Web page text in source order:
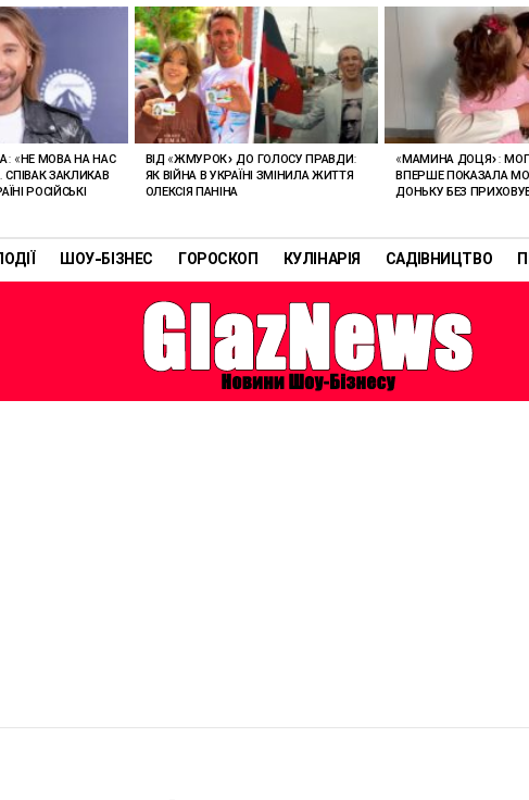
ШОУ-БІЗНЕС ГОРОСКОП КУЛІНАРІЯ САДІВНИЦТВО
«НЕ МОВА НА НАС
СПІВАК ЗАКЛИКАВ
РОСІЙСЬКІ
ВІД «ЖМУРОК» ДО ГОЛОСУ ПРАВДИ:
ЯК ВІЙНА В УКРАЇНІ ЗМІНИЛА ЖИТТЯ
ОЛЕКСІЯ ПАНІНА
«МАМИНА ДОЦЯ»:
ВПЕРШЕ ПОКАЗАЛА
ДОНЬКУ БЕЗ